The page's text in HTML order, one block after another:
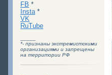
FB *
Insta *
VK
RuTube
*- признаны экстремистскими
организациями и запрещены
на территории РФ